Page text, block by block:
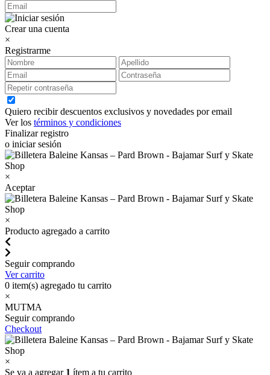
Crear una cuenta
×
Registrarme
Quiero recibir descuentos exclusivos y novedades por email
Ver los términos y condiciones
Finalizar registro
o iniciar sesión
×
Aceptar
×
Producto agregado a carrito
Seguir comprando
Ver carrito
0 item(s) agregado tu carrito
×
MUTMA
Seguir comprando
Checkout
×
Se va a agregar 1 ítem a tu carrito